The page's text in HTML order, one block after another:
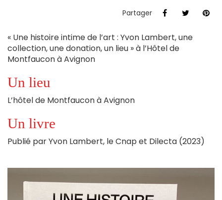
Partager
« Une histoire intime de l’art : Yvon Lambert, une
collection, une donation, un lieu » à l’Hôtel de
Montfaucon à Avignon
Un lieu
L’hôtel de Montfaucon à Avignon
Un livre
Publié par Yvon Lambert, le Cnap et Dilecta (2023)